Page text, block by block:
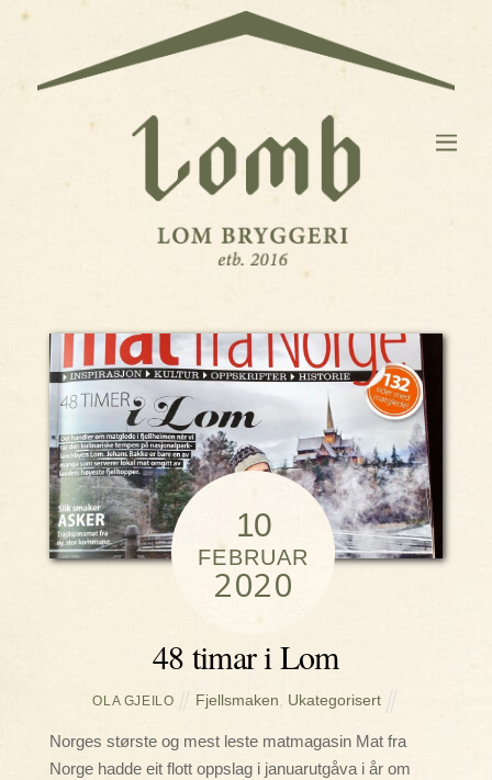
10
FEBRUAR
2020
48 timar i Lom
OLA GJEILO Fjellsmaken Ukategorisert
Norges største og mest leste matmagasin Mat fra
Norge hadde eit flott oppslag i januarutgåva i år om